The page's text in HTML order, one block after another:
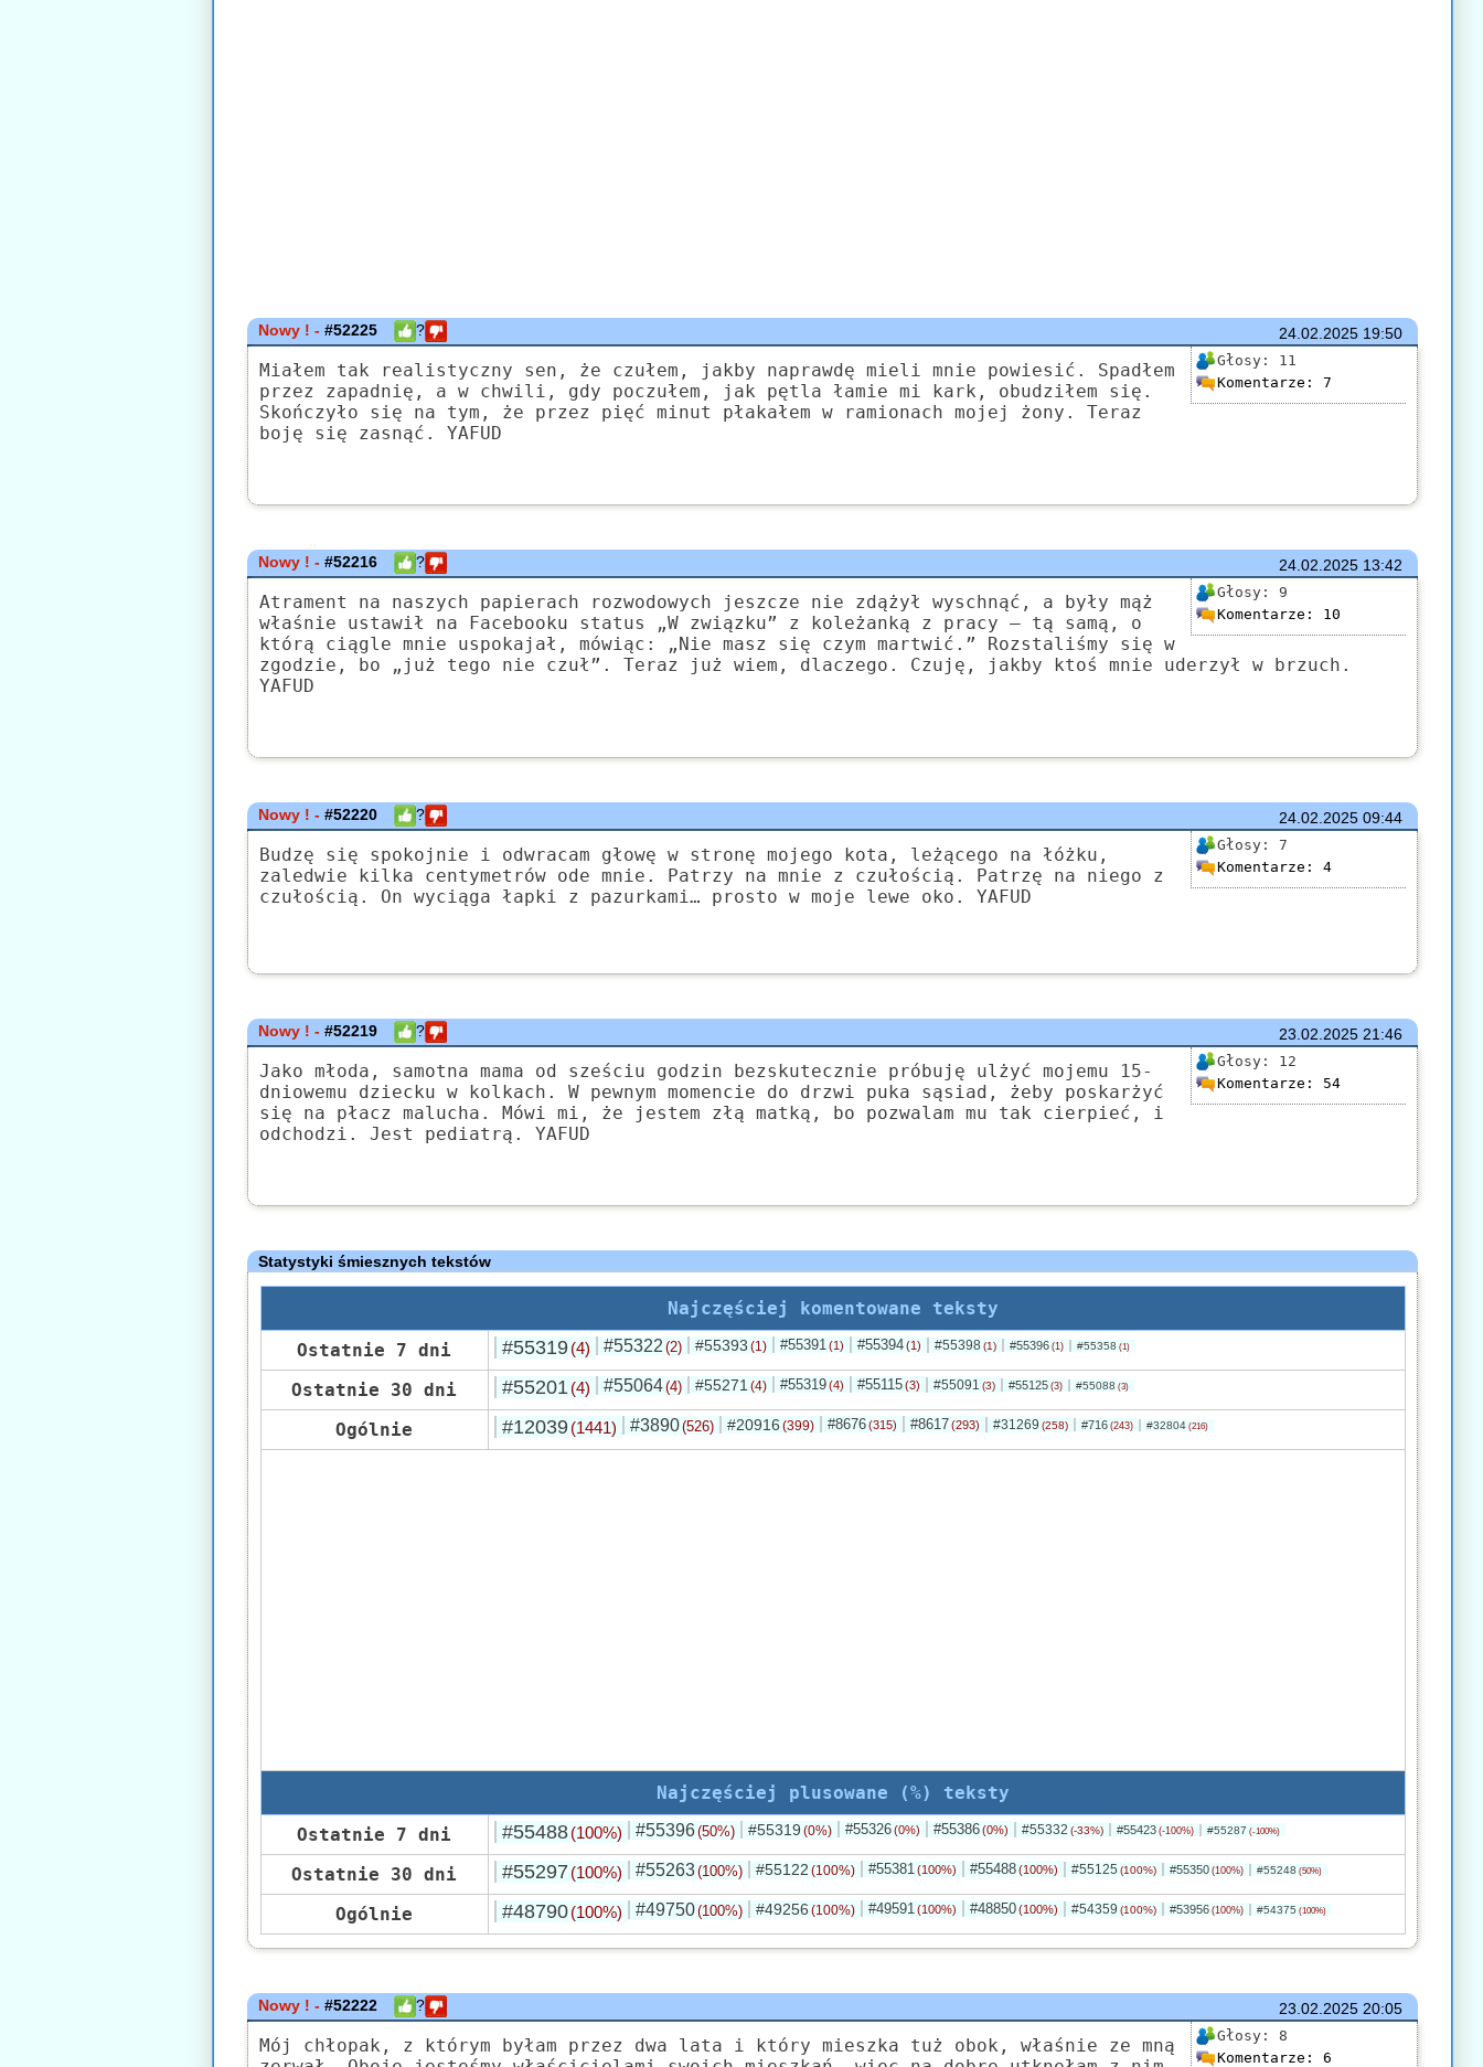
24.02.202519:50
Nowy ! -#52225 ?
Głosy: 11
Komentarze: 7
Miałem tak realistyczny sen, że czułem, jakby naprawdę mieli mnie powiesić. Spadłem
przez zapadnię, a w chwili, gdy poczułem, jak pętla łamie mi kark, obudziłem się.
Skończyło się na tym, że przez pięć minut płakałem w ramionach mojej żony. Teraz
boję się zasnąć. YAFUD
24.02.202513:42
Nowy ! -#52216 ?
Głosy: 9
Komentarze: 10
Atrament na naszych papierach rozwodowych jeszcze nie zdążył wyschnąć, a były mąż
właśnie ustawił na Facebooku status „W związku” z koleżanką z pracy – tą samą, o
którą ciągle mnie uspokajał, mówiąc: „Nie masz się czym martwić.” Rozstaliśmy się w
zgodzie, bo „już tego nie czuł”. Teraz już wiem, dlaczego. Czuję, jakby ktoś mnie uderzył w brzuch.
YAFUD
24.02.202509:44
Nowy ! -#52220 ?
Głosy: 7
Komentarze: 4
Budzę się spokojnie i odwracam głowę w stronę mojego kota, leżącego na łóżku,
zaledwie kilka centymetrów ode mnie. Patrzy na mnie z czułością. Patrzę na niego z
czułością. On wyciąga łapki z pazurkami… prosto w moje lewe oko. YAFUD
23.02.202521:46
Nowy ! -#52219 ?
Głosy: 12
Komentarze: 54
Jako młoda, samotna mama od sześciu godzin bezskutecznie próbuję ulżyć mojemu 15-
dniowemu dziecku w kolkach. W pewnym momencie do drzwi puka sąsiad, żeby poskarżyć
się na płacz malucha. Mówi mi, że jestem złą matką, bo pozwalam mu tak cierpieć, i
odchodzi. Jest pediatrą. YAFUD
Statystyki śmiesznych tekstów
Najczęściej komentowane teksty
Ostatnie 7 dni
#55319 (4) #55322 (2) #55393 (1) #55391 (1) #55394 (1) #55398 (1) #55396 (1) #55358 (1)
Ostatnie 30 dni #55201 (4) #55064(4) #55271 (4) #55319 (4) #55115 (3) #55091 (3) #55125 (3) #55088 (3)
Ogólnie #12039 (1441) #3890(526) #20916 (399) #8676 (315) #8617 (293) #31269 (258) #716 (243) #32804 (216)
Najczęściej plusowane (%) teksty
Ostatnie 7 dni
#55488 (100%) #55396(50%) #55319 (0%) #55326 (0%) #55386 (0%) #55332 (-33%) #55423 (-100%) #55287 (-100%)
Ostatnie 30 dni #55297 (100%) #55263(100%) #55122 (100%) #55381 (100%) #55488 (100%) #55125 (100%) #55350 (100%) #55248 (50%)
Ogólnie #48790 (100%) #49750(100%) #49256 (100%) #49591 (100%) #48850 (100%) #54359 (100%) #53956 (100%) #54375 (100%)
23.02.202520:05
Nowy ! -#52222 ?
Głosy: 8
Komentarze: 6
Mój chłopak, z którym byłam przez dwa lata i który mieszka tuż obok, właśnie ze mną